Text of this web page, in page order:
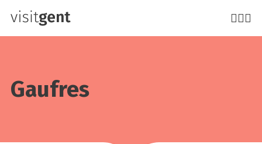
Aller
Gaufres